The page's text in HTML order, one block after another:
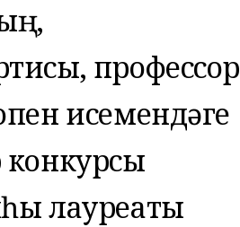
профессор
исемендәге
лауреаты